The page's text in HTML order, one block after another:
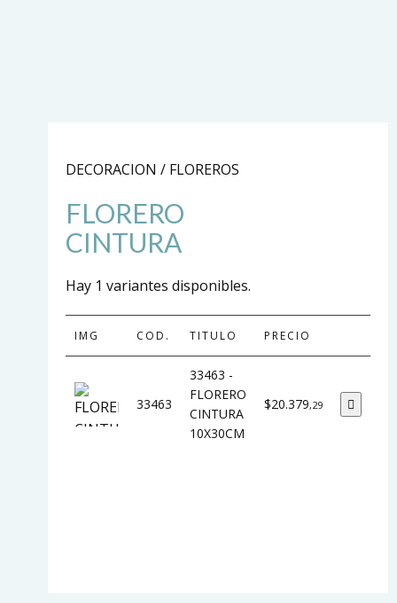
DECORACION / FLOREROS
FLORERO
CINTURA
Hay 1 variantes disponibles.
IMG COD. TITULO PRECIO
33463
33463 -
FLORERO
CINTURA
10X30CM
$20.379,29